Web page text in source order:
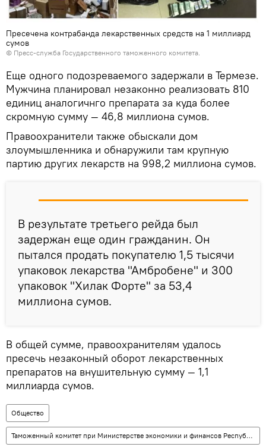
Пресечена контрабанда лекарственных средств на 1 миллиард
сумов
© Пресс-служба Государственного таможенного комитета.
Еще одного подозреваемого задержали в Термезе.
Мужчина планировал незаконно реализовать 810
единиц аналогичнго препарата за куда более
скромную сумму — 46,8 миллиона сумов.
Правоохранители также обыскали дом
злоумышленника и обнаружили там крупную
партию других лекарств на 998,2 миллиона сумов.
В результате третьего рейда был
задержан еще один гражданин. Он
пытался продать покупателю 1,5 тысячи
упаковок лекарства "Амбробене" и 300
упаковок "Хилак Форте" за 53,4
миллиона сумов.
В общей сумме, правоохранителям удалось
пресечь незаконный оборот лекарственных
препаратов на внушительную сумму — 1,1
миллиарда сумов.
Общество
Таможенный комитет при Министерстве экономики и финансов Республики Узбекистан